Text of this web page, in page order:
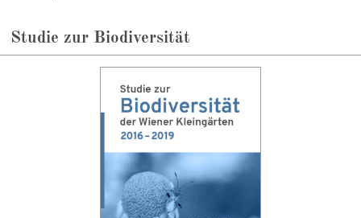
Studie zur Biodiversität